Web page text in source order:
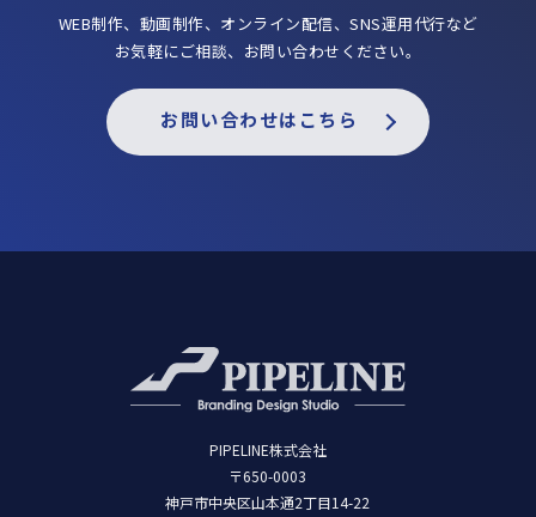
WEB制作、動画制作、オンライン配信、SNS運用代行など
お気軽にご相談、お問い合わせください。
お問い合わせはこちら
PIPELINE株式会社
〒650-0003
神戸市中央区山本通2丁目14-22